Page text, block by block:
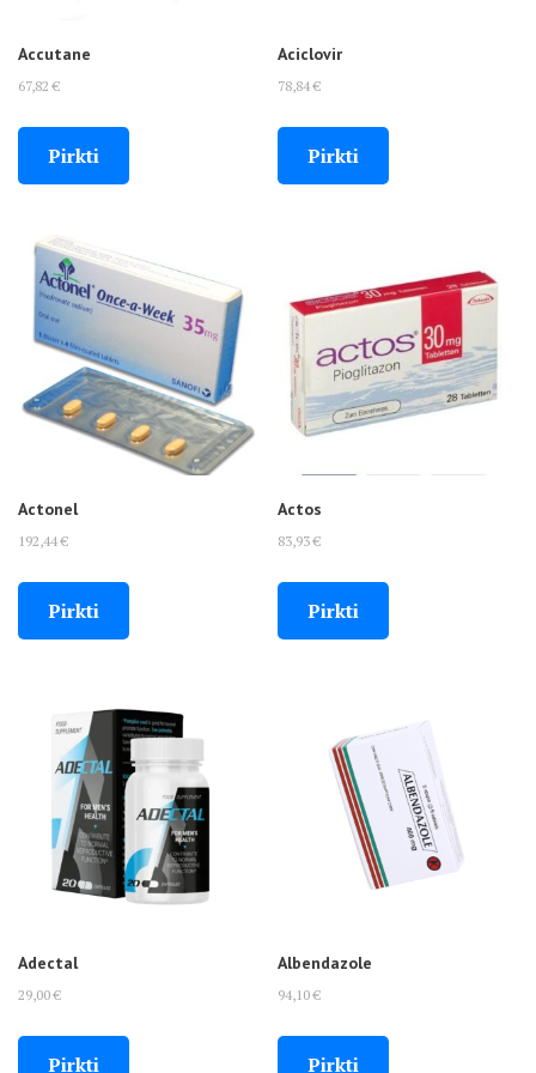
Accutane
67,82€
Pirkti
Aciclovir
78,84€
Pirkti
Actonel
192,44€
Pirkti
Actos
83,93€
Pirkti
Adectal
29,00€
Pirkti
Albendazole
94,10€
Pirkti